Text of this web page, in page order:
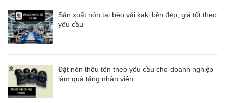
Sản xuất nón tai bèo vải kaki bền đẹp, giá tốt theo
yêu cầu
Đặt nón thêu tên theo yêu cầu cho doanh nghiệp
làm quà tặng nhân viên